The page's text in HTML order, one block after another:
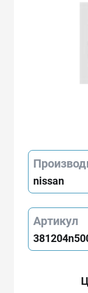
nissan
Артикул